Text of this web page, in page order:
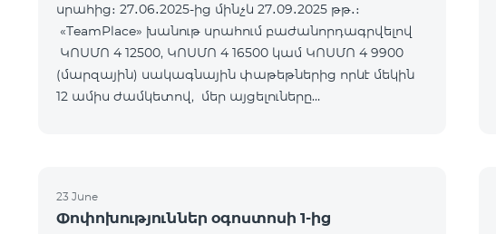
սրահից։ 27․06․2025-ից մինչև 27․09․2025 թթ․։
«TeamPlace» խանութ սրահում բաժանորդագրվելով
ԿՈՍՄՈ 4 12500, ԿՈՍՄՈ 4 16500 կամ ԿՈՍՄՈ 4 9900
(մարզային) սակագնային փաթեթներից որևէ մեկին
12 ամիս ժամկետով, մեր այցելուները
23 June
Փոփոխություններ օգոստոսի 1-ից